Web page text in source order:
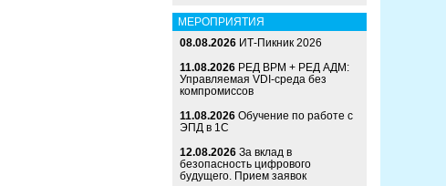
МЕРОПРИЯТИЯ
08.08.2026 ИТ-Пикник 2026
11.08.2026 РЕД ВРМ + РЕД АДМ:
Управляемая VDI-среда без
компромиссов
11.08.2026 Обучение по работе с
ЭПД в 1С
12.08.2026 За вклад в
безопасность цифрового
будущего. Прием заявок